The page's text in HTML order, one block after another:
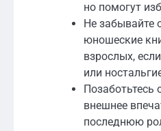
но помогут
Не забывайте
юношеские
взрослых,
или
Позаботьтесь
внешнее
последнюю